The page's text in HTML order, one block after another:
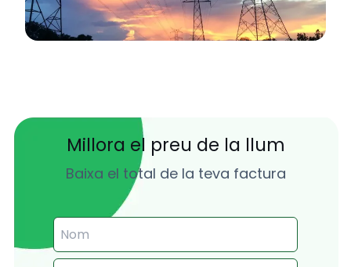
Millora el preu de la llum
Baixa el total de la teva factura